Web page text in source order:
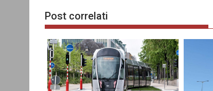
Post correlati